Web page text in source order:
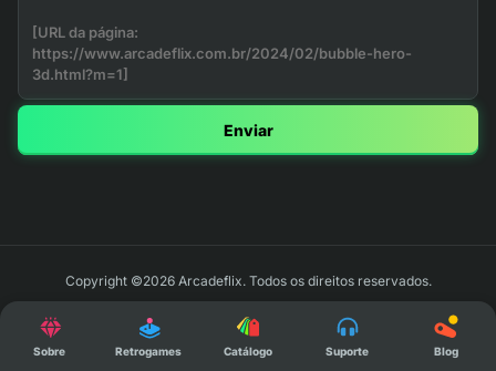
Enviar
Copyright ©2026 Arcadeflix. Todos os direitos reservados.
Sobre Retrogames Catálogo Suporte Blog